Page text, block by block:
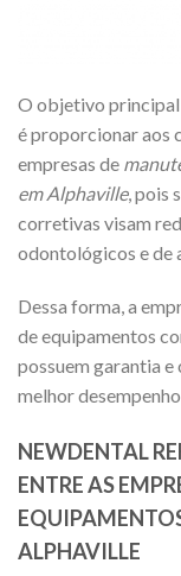
O objetivo
é proporcionar aos
empresas de
em Alphaville, pois
corretivas visam
odontológicos e de
Dessa forma, a
de equipamentos
possuem garantia
melhor
NEWDENTAL
ENTRE AS
ALPHAVILLE